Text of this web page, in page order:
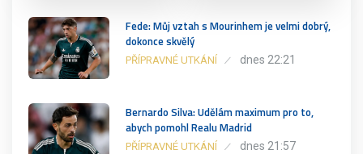
Fede: Můj vztah s Mourinhem je velmi dobrý,
dokonce skvělý
PŘÍPRAVNÉ UTKÁNÍ dnes 22:21
Bernardo Silva: Udělám maximum pro to,
abych pomohl Realu Madrid
PŘÍPRAVNÉ UTKÁNÍ dnes 21:57